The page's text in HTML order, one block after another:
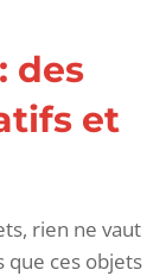
des
et
rien ne vaut
que ces objets